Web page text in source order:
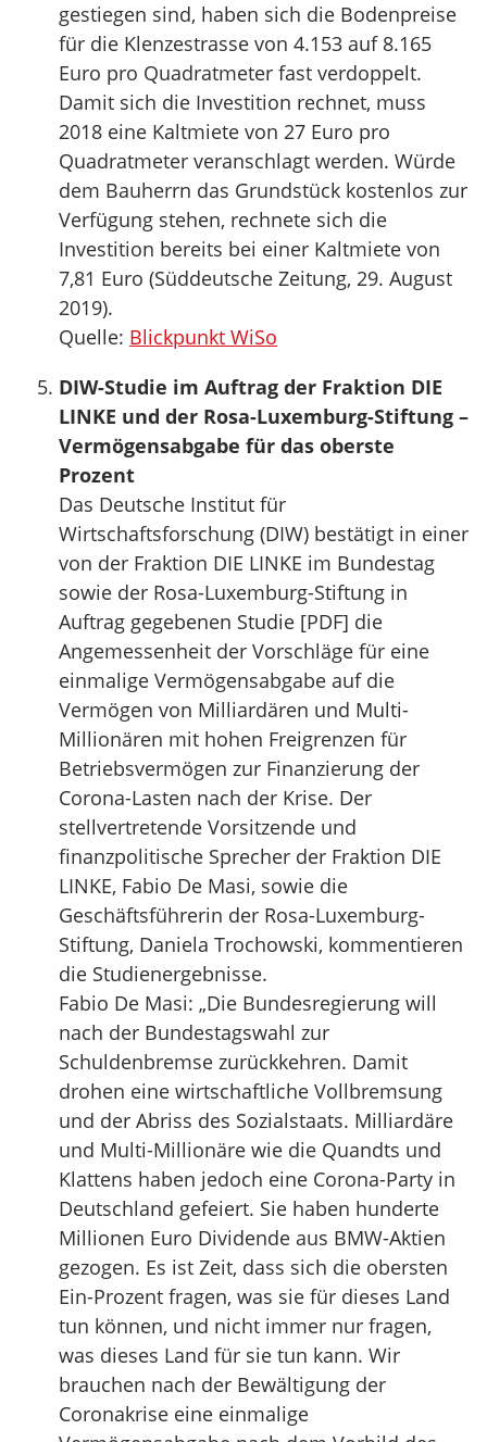
gestiegen sind, haben sich die Bodenpreise
für die Klenzestrasse von 4.153 auf 8.165
Euro pro Quadratmeter fast verdoppelt.
Damit sich die Investition rechnet, muss
2018 eine Kaltmiete von 27 Euro pro
Quadratmeter veranschlagt werden. Würde
dem Bauherrn das Grundstück kostenlos zur
Verfügung stehen, rechnete sich die
Investition bereits bei einer Kaltmiete von
7,81 Euro (Süddeutsche Zeitung, 29. August
2019).
Quelle: Blickpunkt WiSo
DIW-Studie im Auftrag der Fraktion DIE
LINKE und der Rosa-Luxemburg-Stiftung –
Vermögensabgabe für das oberste
Prozent
Das Deutsche Institut für
Wirtschaftsforschung (DIW) bestätigt in einer
von der Fraktion DIE LINKE im Bundestag
sowie der Rosa-Luxemburg-Stiftung in
Auftrag gegebenen Studie [PDF] die
Angemessenheit der Vorschläge für eine
einmalige Vermögensabgabe auf die
Vermögen von Milliardären und Multi-
Millionären mit hohen Freigrenzen für
Betriebsvermögen zur Finanzierung der
Corona-Lasten nach der Krise. Der
stellvertretende Vorsitzende und
finanzpolitische Sprecher der Fraktion DIE
LINKE, Fabio De Masi, sowie die
Geschäftsführerin der Rosa-Luxemburg-
Stiftung, Daniela Trochowski, kommentieren
die Studienergebnisse.
Fabio De Masi: „Die Bundesregierung will
nach der Bundestagswahl zur
Schuldenbremse zurückkehren. Damit
drohen eine wirtschaftliche Vollbremsung
und der Abriss des Sozialstaats. Milliardäre
und Multi-Millionäre wie die Quandts und
Klattens haben jedoch eine Corona-Party in
Deutschland gefeiert. Sie haben hunderte
Millionen Euro Dividende aus BMW-Aktien
gezogen. Es ist Zeit, dass sich die obersten
Ein-Prozent fragen, was sie für dieses Land
tun können, und nicht immer nur fragen,
was dieses Land für sie tun kann. Wir
brauchen nach der Bewältigung der
Coronakrise eine einmalige